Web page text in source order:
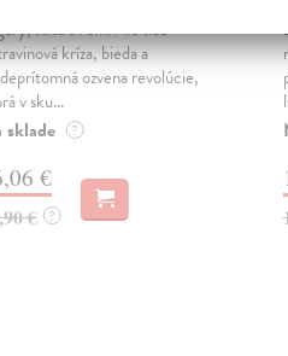
salsa a rum. Ale tiež
kríza, bieda a
ozvena revolúcie,
v sku...
sklade ?
€
€ ?